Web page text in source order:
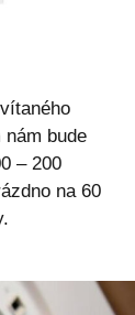
bude
– 200
na 60